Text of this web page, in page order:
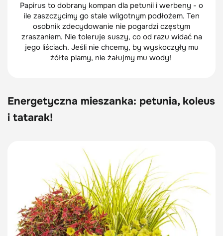
Papirus to dobrany kompan dla petunii i werbeny - o
ile zaszczycimy go stale wilgotnym podłożem. Ten
osobnik zdecydowanie nie pogardzi częstym
zraszaniem. Nie toleruje suszy, co od razu widać na
jego liściach. Jeśli nie chcemy, by wyskoczyły mu
żółte plamy, nie żałujmy mu wody!
Energetyczna mieszanka: petunia, koleus
i tatarak!